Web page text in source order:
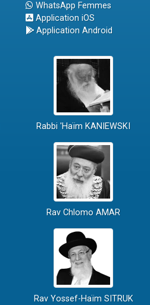
WhatsApp Femmes
Application iOS
Application Android
Rabbi 'Haïm KANIEWSKI
Rav Chlomo AMAR
Rav Yossef-Haïm SITRUK